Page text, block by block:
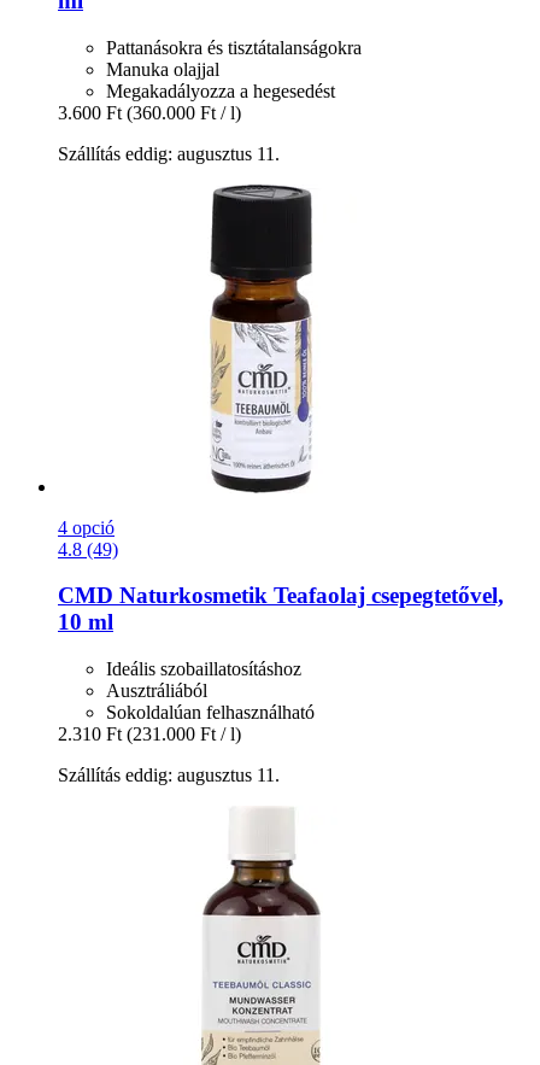
Pattanásokra és tisztátalanságokra
Manuka olajjal
Megakadályozza a hegesedést
3.600 Ft (360.000 Ft / l)
Szállítás eddig: augusztus 11.
4 opció
4.8 (49)
CMD Naturkosmetik Teafaolaj csepegtetővel,
10 ml
Ideális szobaillatosításhoz
Ausztráliából
Sokoldalúan felhasználható
2.310 Ft (231.000 Ft / l)
Szállítás eddig: augusztus 11.